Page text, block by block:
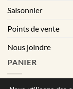
Saisonnier
Points de vente
Nous joindre
PANIER